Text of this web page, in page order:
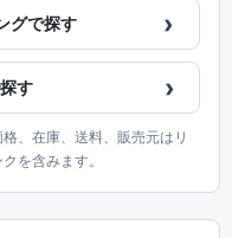
グで探す ›
す ›
、在庫、送料、販売元はリ
を含みます。